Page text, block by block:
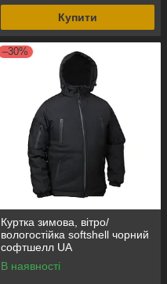
Купити
–30%
Куртка зимова, вітро/
вологостійка softshell чорний
софтшелл UA
В наявності